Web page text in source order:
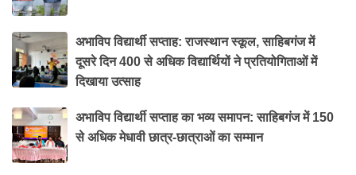
अभाविप विद्यार्थी सप्ताह: राजस्थान स्कूल, साहिबगंज में
दूसरे दिन 400 से अधिक विद्यार्थियों ने प्रतियोगिताओं में
दिखाया उत्साह
अभाविप विद्यार्थी सप्ताह का भव्य समापन: साहिबगंज में 150
से अधिक मेधावी छात्र-छात्राओं का सम्मान